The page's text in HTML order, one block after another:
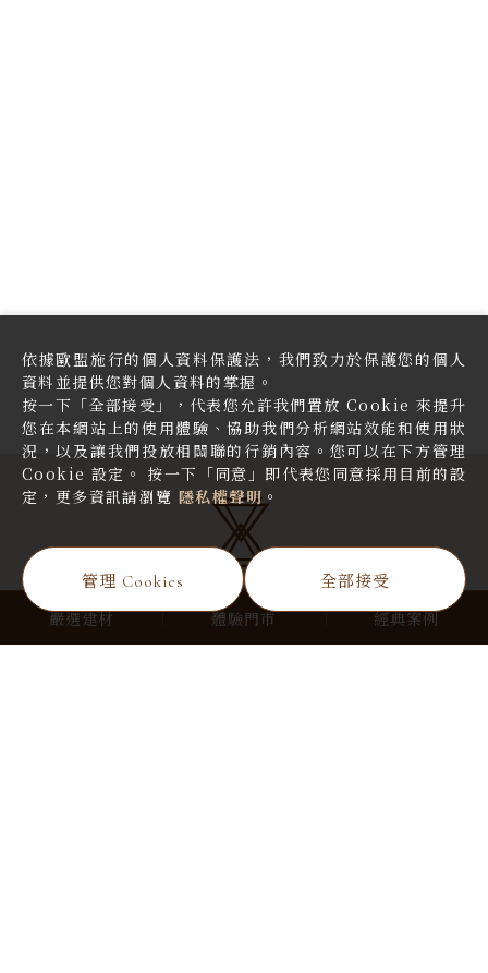
嚴選建材 體驗門市 經典案例
依據歐盟施行的個人資料保護法，我們致力於保護您的個人
資料並提供您對個人資料的掌握。
按一下「全部接受」，代表您允許我們置放 Cookie 來提升
您在本網站上的使用體驗、協助我們分析網站效能和使用狀
況，以及讓我們投放相關聯的行銷內容。您可以在下方管理
Cookie 設定。 按一下「同意」即代表您同意採用目前的設
定，更多資訊請瀏覽 隱私權聲明 。
管理 Cookies 全部接受